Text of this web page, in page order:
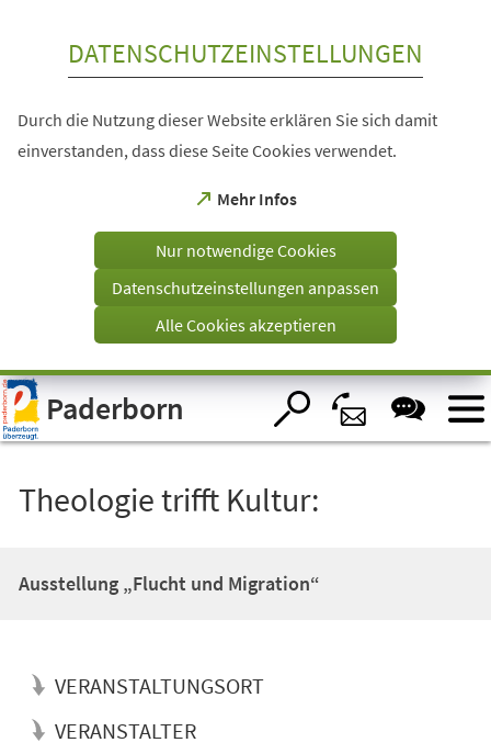
Visuelle
Assistenzsoftware
öffnen.
DATENSCHUTZEINSTELLUNGEN
Durch die Nutzung dieser Website erklären Sie sich damit
einverstanden, dass diese Seite Cookies verwendet.
Mehr Infos
(Öffnet
einem
Tab)
Nur notwendige Cookies
Datenschutzeinstellungen anpassen
Alle Cookies akzeptieren
Paderborn
Theologie trifft Kultur:
Ausstellung „Flucht und Migration“
VERANSTALTUNGSORT
VERANSTALTER